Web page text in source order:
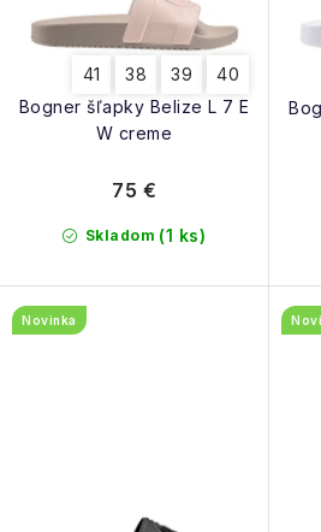
v
Bogner šľapky Belize L 7 E
W creme
41 38 39 40
Skladom (1 ks)
75 €
Novinka